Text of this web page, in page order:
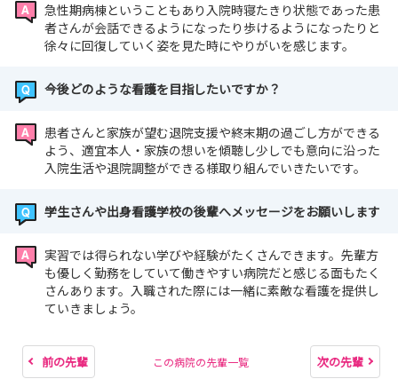
急性期病棟ということもあり入院時寝たきり状態であった患
者さんが会話できるようになったり歩けるようになったりと
徐々に回復していく姿を見た時にやりがいを感じます。
今後どのような看護を目指したいですか？
患者さんと家族が望む退院支援や終末期の過ごし方ができる
よう、適宜本人・家族の想いを傾聴し少しでも意向に沿った
入院生活や退院調整ができる様取り組んでいきたいです。
学生さんや出身看護学校の後輩へメッセージをお願いします
実習では得られない学びや経験がたくさんできます。先輩方
も優しく勤務をしていて働きやすい病院だと感じる面もたく
さんあります。入職された際には一緒に素敵な看護を提供し
ていきましょう。
前の先輩 この病院の先輩一覧 次の先輩